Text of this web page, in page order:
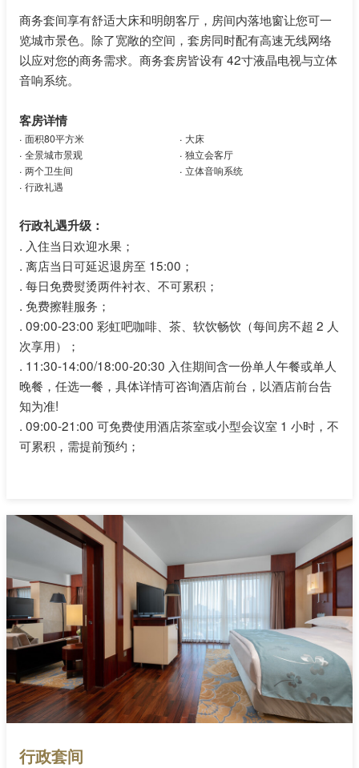
商务套间享有舒适大床和明朗客厅，房间内落地窗让您可一
览城市景色。除了宽敞的空间，套房同时配有高速无线网络
以应对您的商务需求。商务套房皆设有 42寸液晶电视与立体
音响系统。
客房详情
. 面积80平方米 . 大床
. 全景城市景观 . 独立会客厅
. 两个卫生间 . 立体音响系统
. 行政礼遇
行政礼遇升级：
. 入住当日欢迎水果；
. 离店当日可延迟退房至 15:00；
. 每日免费熨烫两件衬衣、不可累积；
. 免费擦鞋服务；
. 09:00-23:00 彩虹吧咖啡、茶、软饮畅饮（每间房不超 2 人
次享用）；
. 11:30-14:00/18:00-20:30 入住期间含一份单人午餐或单人
晚餐，任选一餐，具体详情可咨询酒店前台，以酒店前台告
知为准!
. 09:00-21:00 可免费使用酒店茶室或小型会议室 1 小时，不
可累积，需提前预约；
行政套间